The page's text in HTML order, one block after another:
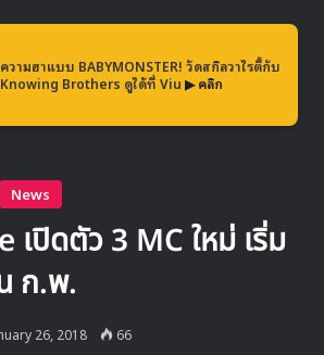
ความฮาแบบ BABYMONSTER! วัดสกิลวาไรตี้กับ
Knowing Brothers ดูได้ที่ Viu ▶ คลิก